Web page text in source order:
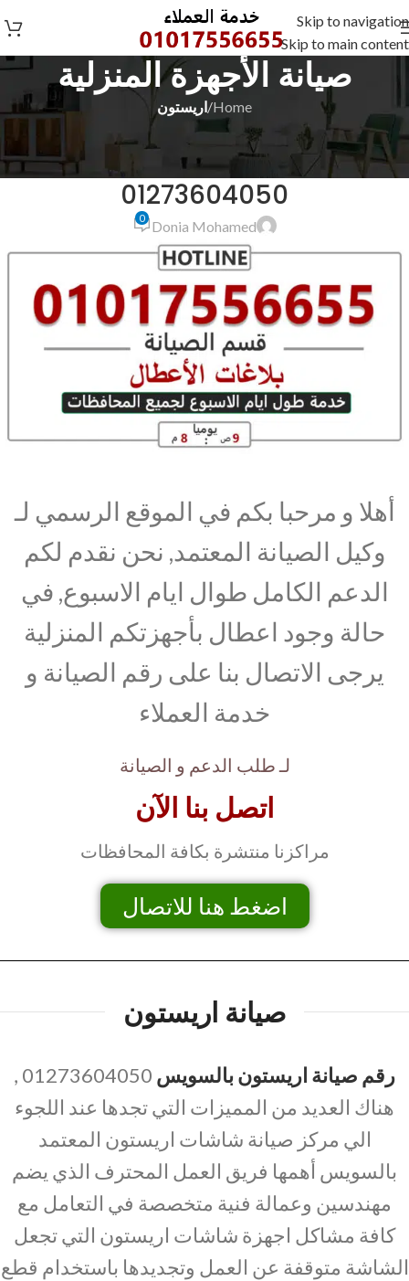
Skip to navigation
Skip to main content
صيانة الأجهزة المنزلية
Home
/اريستون
اريستون
رقم صيانة اريستون بالسويس
01273604050
Donia Mohamed
0
أهلا و مرحبا بكم في الموقع الرسمي لـ
وكيل الصيانة المعتمد, نحن نقدم لكم
الدعم الكامل طوال ايام الاسبوع, في
حالة وجود اعطال بأجهزتكم المنزلية
يرجى الاتصال بنا على رقم الصيانة و
خدمة العملاء
لـ طلب الدعم و الصيانة
اتصل بنا الآن
مراكزنا منتشرة بكافة المحافظات
اضغط هنا للاتصال
صيانة اريستون
رقم صيانة اريستون بالسويس
01273604050 ,
هناك العديد من المميزات التي تجدها عند اللجوء
الي مركز صيانة شاشات اريستون المعتمد
بالسويس أهمها فريق العمل المحترف الذي يضم
مهندسين وعمالة فنية متخصصة في التعامل مع
كافة مشاكل اجهزة شاشات اريستون التي تجعل
الشاشة متوقفة عن العمل وتجديدها باستخدام قطع